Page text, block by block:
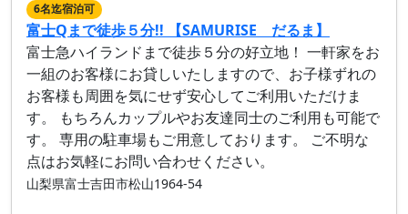
6名迄宿泊可
富士Qまで徒歩５分!! 【SAMURISE だるま】
富士急ハイランドまで徒歩５分の好立地！ 一軒家をお
一組のお客様にお貸しいたしますので、お子様ずれの
お客様も周囲を気にせず安心してご利用いただけま
す。 もちろんカップルやお友達同士のご利用も可能で
す。 専用の駐車場もご用意しております。 ご不明な
点はお気軽にお問い合わせください。
山梨県富士吉田市松山1964-54